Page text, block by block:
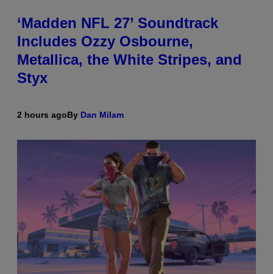
‘Madden NFL 27’ Soundtrack
Includes Ozzy Osbourne,
Metallica, the White Stripes, and
Styx
2 hours agoBy Dan Milam